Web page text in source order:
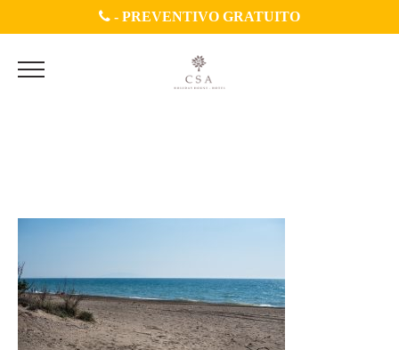
- PREVENTIVO GRATUITO